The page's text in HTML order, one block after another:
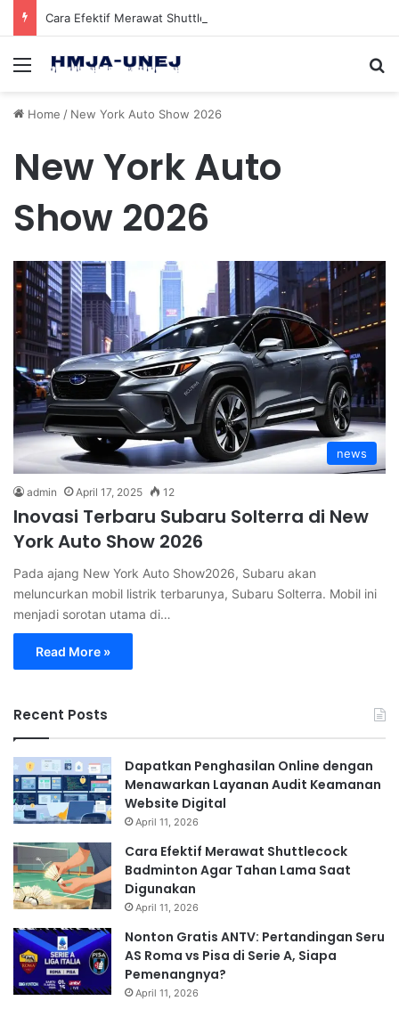
Menu
Home / New York Auto Show 2026
New York Auto
Show 2026
news
admin April 17, 2025 12
Inovasi Terbaru Subaru Solterra di New
York Auto Show 2026
Pada ajang New York Auto Show2026, Subaru akan
meluncurkan mobil listrik terbarunya, Subaru Solterra. Mobil ini
menjadi sorotan utama di…
Read More »
Recent Posts
Dapatkan Penghasilan Online dengan
Menawarkan Layanan Audit Keamanan
Website Digital
April 11, 2026
Cara Efektif Merawat Shuttlecock
Badminton Agar Tahan Lama Saat
Digunakan
April 11, 2026
Nonton Gratis ANTV: Pertandingan Seru
AS Roma vs Pisa di Serie A, Siapa
Pemenangnya?
April 11, 2026